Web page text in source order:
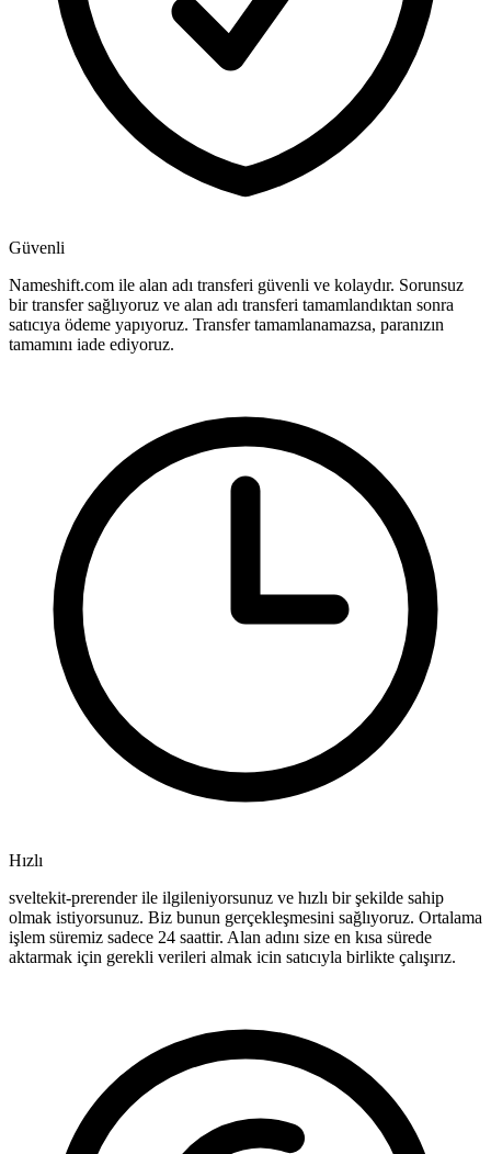
Güvenli
Nameshift.com ile alan adı transferi güvenli ve kolaydır. Sorunsuz
bir transfer sağlıyoruz ve alan adı transferi tamamlandıktan sonra
satıcıya ödeme yapıyoruz. Transfer tamamlanamazsa, paranızın
tamamını iade ediyoruz.
Hızlı
sveltekit-prerender ile ilgileniyorsunuz ve hızlı bir şekilde sahip
olmak istiyorsunuz. Biz bunun gerçekleşmesini sağlıyoruz. Ortalama
işlem süremiz sadece 24 saattir. Alan adını size en kısa sürede
aktarmak için gerekli verileri almak icin satıcıyla birlikte çalışırız.